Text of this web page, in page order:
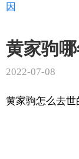
因
黄家驹
2022-07-08
黄家驹怎么去世